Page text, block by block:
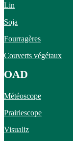
Lin
Soja
Fourragères
Couverts végétaux
OAD
Météoscope
Prairiescope
Visualiz